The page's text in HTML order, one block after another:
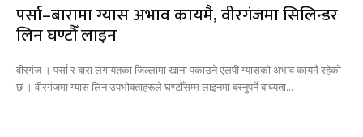
पर्सा–बारामा ग्यास अभाव कायमै, वीरगंजमा सिलिन्डर
लिन घण्टौँ लाइन
वीरगंज । पर्सा र बारा लगायतका जिल्लामा खाना पकाउने एलपी ग्यासको अभाव कायमै रहेको
छ । वीरगंजमा ग्यास लिन उपभोक्ताहरूले घण्टौँसम्म लाइनमा बस्नुपर्ने बाध्यता...